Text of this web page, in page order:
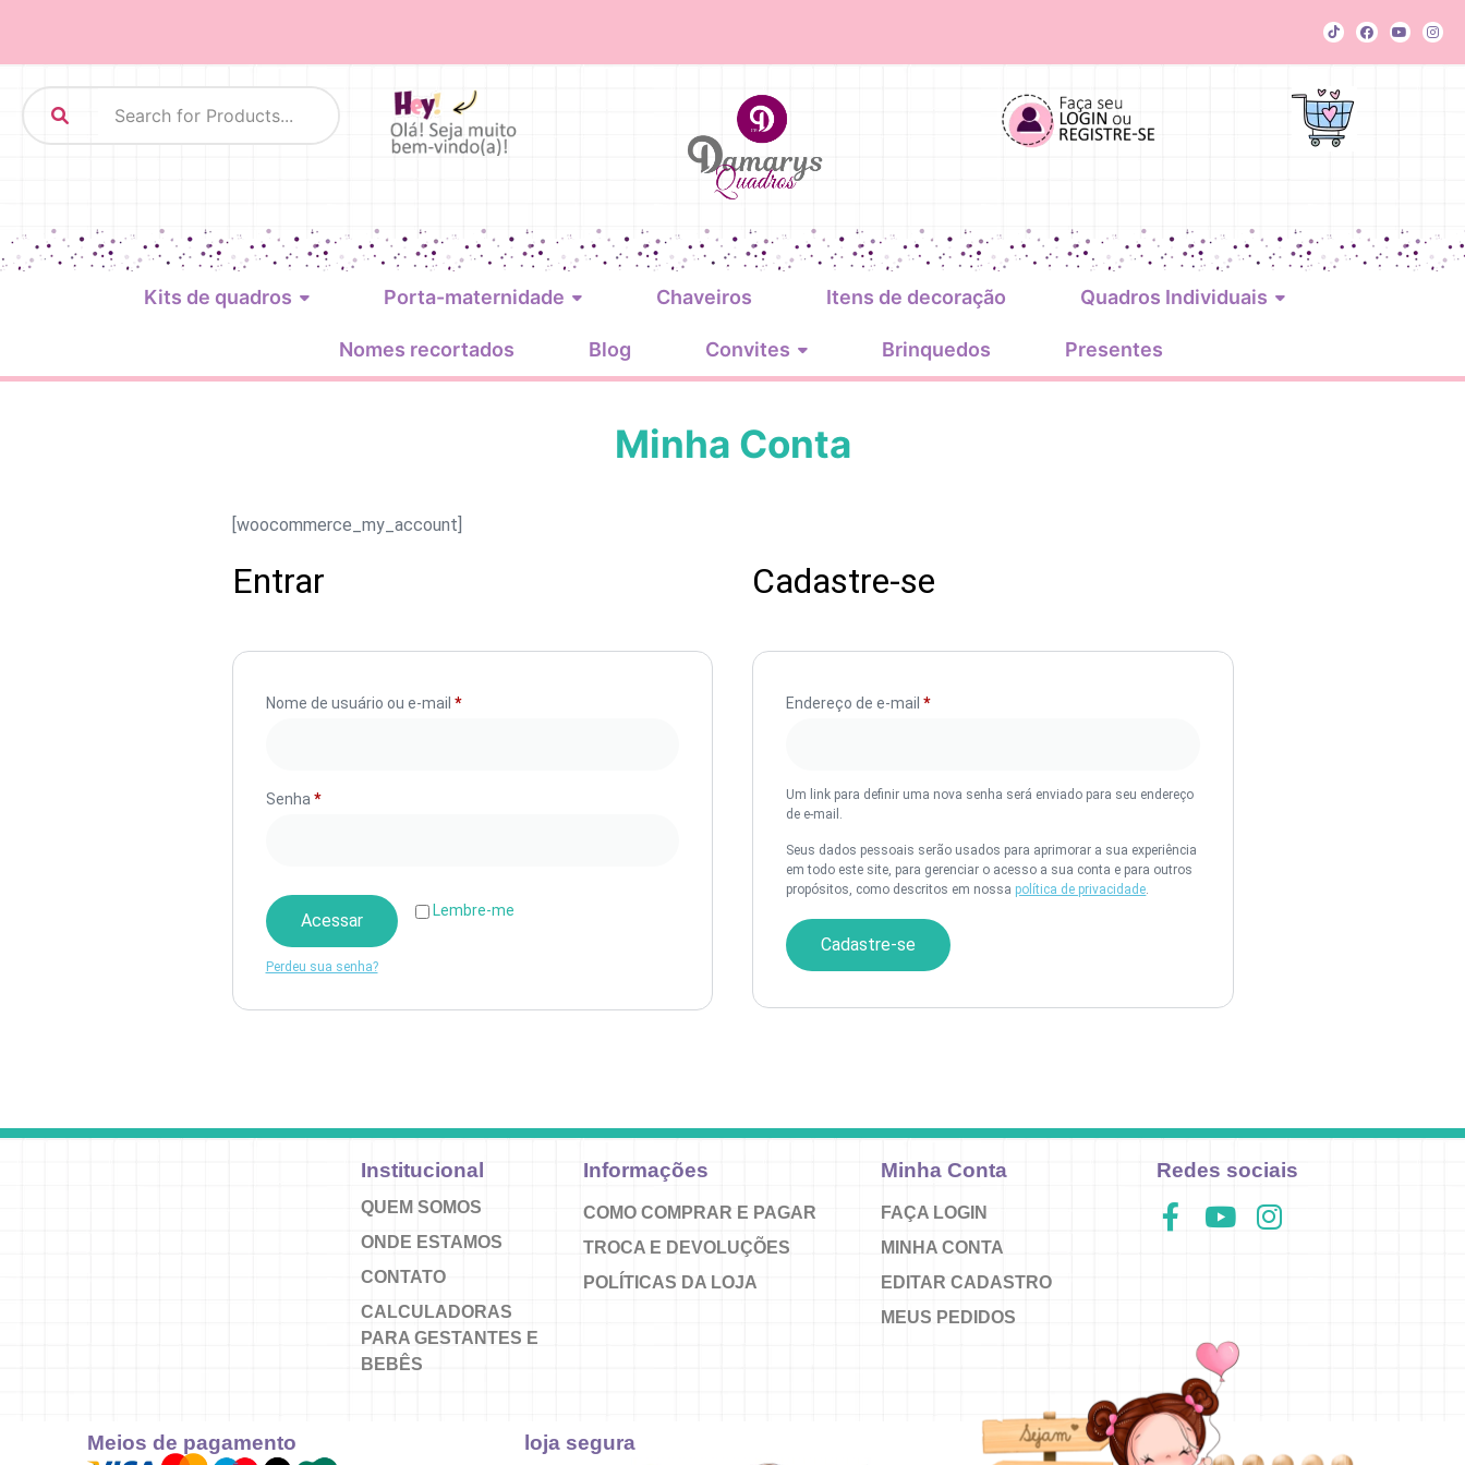
Kits de quadros Porta-maternidade Chaveiros Itens de decoração Quadros Individuais
Nomes recortados Blog Convites Brinquedos Presentes
Minha Conta
[woocommerce_my_account]
Entrar
Nome de usuário ou e-mail *
Senha*
Lembre-me
Acessar
Perdeu sua senha?
Cadastre-se
Endereço de e-mail*
Um link para definir uma nova senha será enviado para seu endereço
de e-mail.
Seus dados pessoais serão usados para aprimorar a sua experiência
em todo este site, para gerenciar o acesso a sua conta e para outros
propósitos, como descritos em nossa política de privacidade.
Cadastre-se
Institucional
QUEM SOMOS
ONDE ESTAMOS
CONTATO
CALCULADORAS
PARA GESTANTES E
BEBÊS
Informações
COMO COMPRAR E PAGAR
TROCA E DEVOLUÇÕES
POLÍTICAS DA LOJA
Minha Conta
FAÇA LOGIN
MINHA CONTA
EDITAR CADASTRO
MEUS PEDIDOS
Redes sociais
Meios de pagamento loja segura